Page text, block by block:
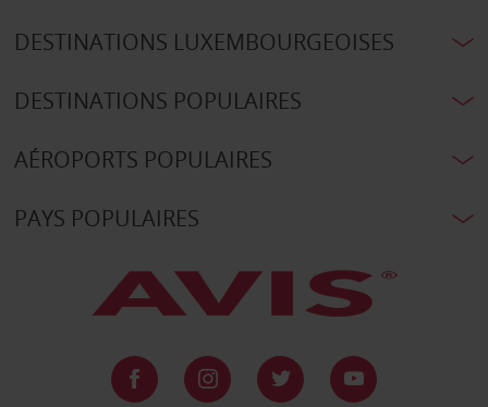
DESTINATIONS LUXEMBOURGEOISES
DESTINATIONS POPULAIRES
AÉROPORTS POPULAIRES
PAYS POPULAIRES